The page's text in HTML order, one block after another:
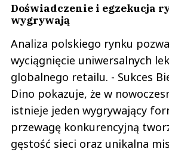
Doświadczenie i egzekucja
wygrywają
Analiza polskiego rynku
wyciągnięcie uniwersalnych
globalnego retailu. - Sukces
Dino pokazuje, że w
istnieje jeden wygrywający
przewagę konkurencyjną
gęstość sieci oraz unikalna